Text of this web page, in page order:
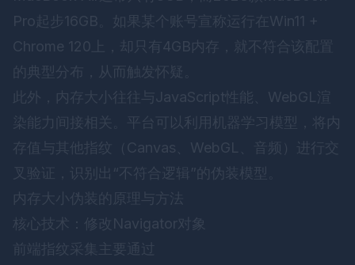
Pro起步16GB。如果某个账号宣称运行在Win11 +
Chrome 120上，却只有4GB内存，就不符合该配置
的典型分布，从而触发怀疑。
此外，内存大小往往与JavaScript性能、WebGL渲
染能力间接相关。平台可以利用机器学习模型，将内
存值与其他指纹（Canvas、WebGL、音频）进行交
叉验证，识别出“不符合逻辑”的伪装模型。
内存大小伪装的原理与方法
核心技术：修改Navigator对象
前端指纹采集主要通过